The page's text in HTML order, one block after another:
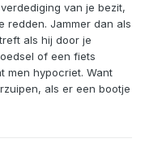
van je bezit,
redden. Jammer dan als
als hij door je
of een fiets
men hypocriet. Want
als er een bootje